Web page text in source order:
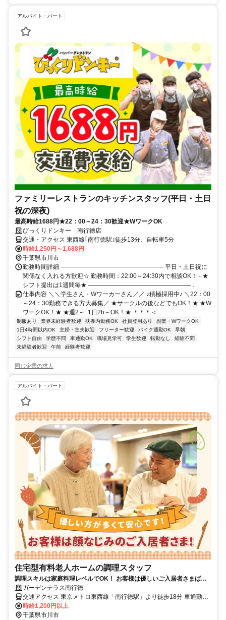
アルバイト・パート
ファミリーレストランのキッチンスタッフ(平日・土日
祝の深夜)
最高時給1688円★22：00～24：30歓迎★WワークOK
びっくりドンキー 南行徳店
交通・アクセス 東西線｢南行徳駅｣徒歩13分、自転車5分
時給1,250円～1,688円
千葉県市川市
勤務時間詳細 ――――――――――――――――― 平日・土日祝に
関係なく入れる方歓迎☆ 勤務時間：22:00～24:30内で相談OK！ - ★
シフト提出は1週間毎★ ―――――――――――――――――...
仕事内容 ＼＼学生さん・Wワーカーさん／／ ♪積極採用中♪ ＼22：00
～24：30勤務できる方大募集／ ★サークルの後などでもOK！★ ★W
ワークOK！★ ★週2～･1日2h～OK！★ ＊＊＊＜...
制服あり 業界未経験者歓迎 扶養内勤務OK 社員登用あり
副業・WワークOK
1日4時間以内OK
主婦・主夫歓迎 フリーター歓迎 バイク通勤OK
早朝
シフト自由
学歴不問 車通勤OK 職場見学可 学生歓迎 転勤なし
経験不問
未経験者歓迎
午前 経験者歓迎
同じ企業の求人
アルバイト・パート
住宅型有料老人ホームの調理スタッフ
調理スキルは家庭料理レベルでOK！ お客様は優しいご入居者さまばか
りで安心です！ 【短時間・シフト融通OK】【賞与あり】
ガーデンテラス南行徳
交通アクセス 東京メトロ東西線「南行徳駅」より徒歩18分 車通勤：
応相談
時給1,200円以上
千葉県市川市